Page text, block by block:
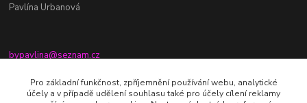
Pavlína Urbanová
bypavlina@seznam.cz
+420774917196
Pro základní funkčnost, zpříjemnění používání webu, analytické
účely a v případě udělení souhlasu také pro účely cílení reklamy